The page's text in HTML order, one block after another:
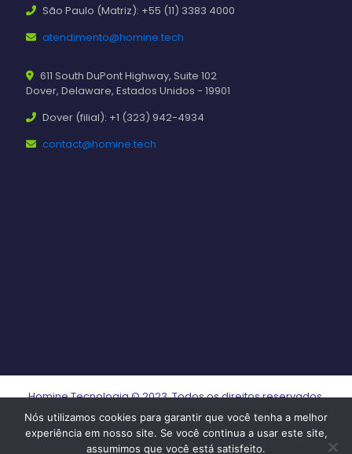
São Paulo (Matriz): +55 (11) 3383 4000
atendimento@homine.tech
611 South DuPont Highway, Suite 102
Dover, Delaware, Estados Unidos - 19901
Dover (filial): +1 (323) 942-4934
contact@homine.tech
Homine Tecnologia © 2023. Todos os direitos reservados.
Nós utilizamos cookies para garantir que você tenha a melhor
experiência em nosso site. Se você continua a usar este site,
assumimos que você está satisfeito.